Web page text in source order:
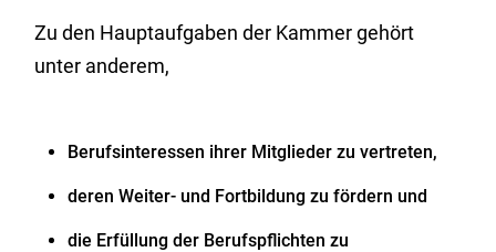
Zu den Hauptaufgaben der Kammer gehört
unter anderem,
Berufsinteressen ihrer Mitglieder zu vertreten,
deren Weiter- und Fortbildung zu fördern und
die Erfüllung der Berufspflichten zu